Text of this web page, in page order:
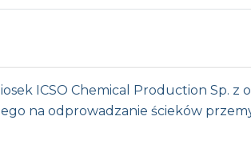
ICSO Chemical Production Sp. z
na odprowadzanie ścieków